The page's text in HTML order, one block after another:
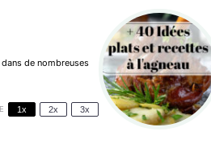
de nombreuses
1x 2x 3x